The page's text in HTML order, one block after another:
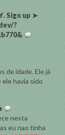
Sign up ➤
?
de idade. Ele já
havia sido
nesta
eu nao tinha